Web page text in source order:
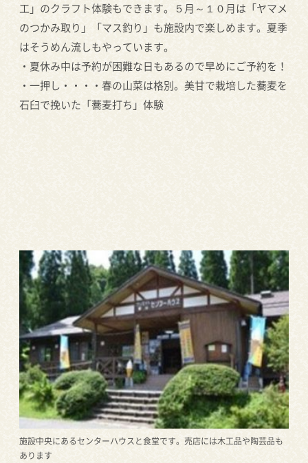
工」のクラフト体験もできます。５月～１０月は「ヤマメ
のつかみ取り」「マス釣り」も施設内で楽しめます。夏季
はそうめん流しもやっています。
・夏休み中は予約が困難な日もあるので早めにご予約を！
・一押し・・・・春の山菜は格別。美甘で栽培した蕎麦を
石臼で挽いた「蕎麦打ち」体験
施設中央にあるセンターハウスと食堂です。売店には木工品や陶芸品も
あります